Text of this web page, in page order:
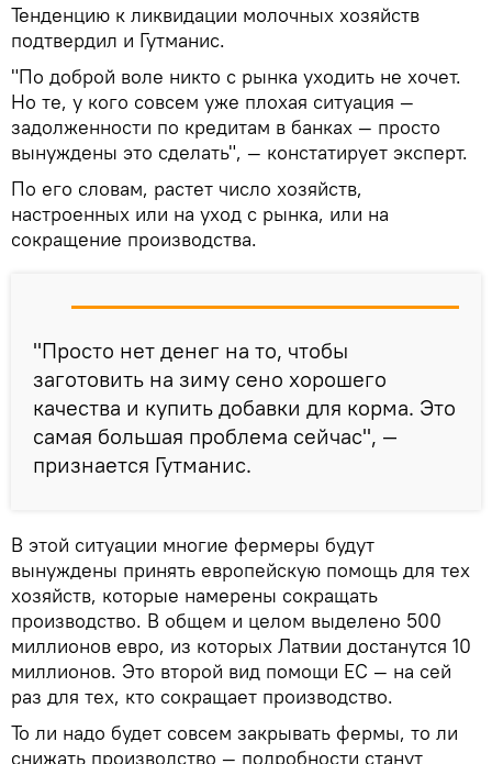
Тенденцию к ликвидации молочных хозяйств
подтвердил и Гутманис.
"По доброй воле никто с рынка уходить не хочет.
Но те, у кого совсем уже плохая ситуация —
задолженности по кредитам в банках — просто
вынуждены это сделать", — констатирует эксперт.
По его словам, растет число хозяйств,
настроенных или на уход с рынка, или на
сокращение производства.
"Просто нет денег на то, чтобы
заготовить на зиму сено хорошего
качества и купить добавки для корма. Это
самая большая проблема сейчас", —
признается Гутманис.
В этой ситуации многие фермеры будут
вынуждены принять европейскую помощь для тех
хозяйств, которые намерены сокращать
производство. В общем и целом выделено 500
миллионов евро, из которых Латвии достанутся 10
миллионов. Это второй вид помощи ЕС — на сей
раз для тех, кто сокращает производство.
То ли надо будет совсем закрывать фермы, то ли
снижать производство — подробности станут